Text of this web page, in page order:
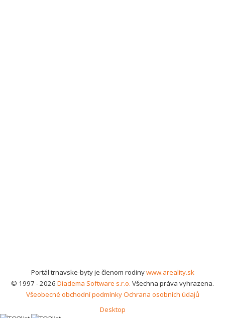
Portál trnavske-byty je členom rodinywww.areality.sk
© 1997 - 2026 Diadema Software s.r.o. Všechna práva vyhrazena.
Všeobecné obchodní podmínkyOchrana osobních údajů
Desktop